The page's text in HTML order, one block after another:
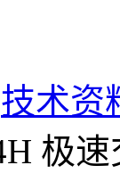
技术资
极